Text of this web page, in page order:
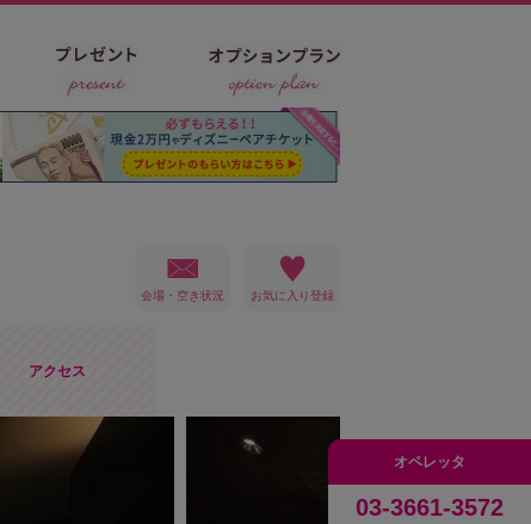
アクセス
会場・空き状況
オペレッタ
03-3661-3572